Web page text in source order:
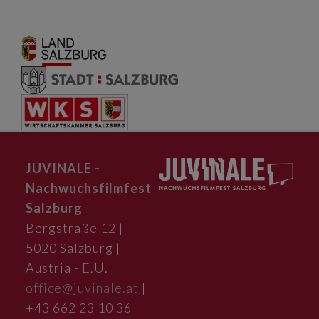
JUVINALE -
Nachwuchsfilmfest
Salzburg
Bergstraße 12 |
5020 Salzburg |
Austria - E.U.
office@juvinale.at |
+43 662 23 10 36